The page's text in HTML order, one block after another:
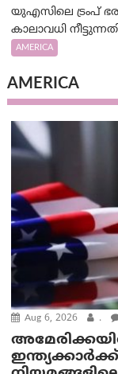
യുഎസിലെ ട്രംപ്
കാലാവധി
AMERICA
AMERICA
Aug 6, 2026 .